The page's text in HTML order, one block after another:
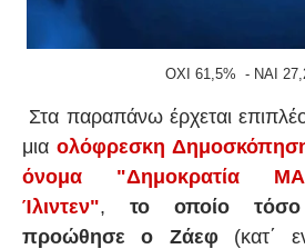
ΟΧΙ 61,5% - ΝΑΙ
Στα παραπάνω έρχεται
μια ολόφρεσκη
όνομα "Δημοκρατία
Ίλιντεν", το οποίο τόσο
προώθησε ο Ζάεφ (κατ΄